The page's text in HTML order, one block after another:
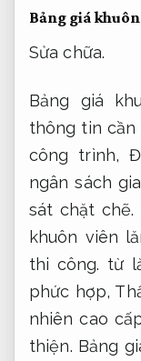
Bảng giá
Sửa chữa.
Bảng giá
thông tin cần
công trình,
ngân sách
sát chặt chẽ.
khuôn viên
thi công. từ
phức hợp,
nhiên cao
thiện. Bảng